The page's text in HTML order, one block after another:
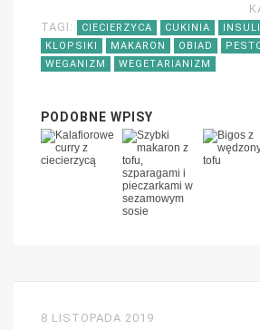
TAGI:
CIECIERZYCA CUKINIA
KLOPSIKI
MAKARON OBIAD
WEGANIZM
WEGETARIANIZM
PODOBNE WPISY
8 LISTOPADA 2019